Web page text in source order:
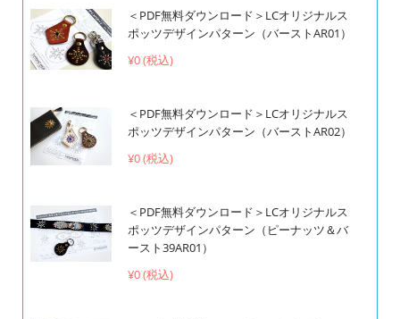
＜PDF無料ダウンロード＞LCオリジナルス
ポッツデザインパターン（バーストAR01）
¥0 (税込)
＜PDF無料ダウンロード＞LCオリジナルス
ポッツデザインパターン（バーストAR02）
¥0 (税込)
＜PDF無料ダウンロード＞LCオリジナルス
ポッツデザインパターン（ピーナッツ＆バ
ースト39AR01）
¥0 (税込)